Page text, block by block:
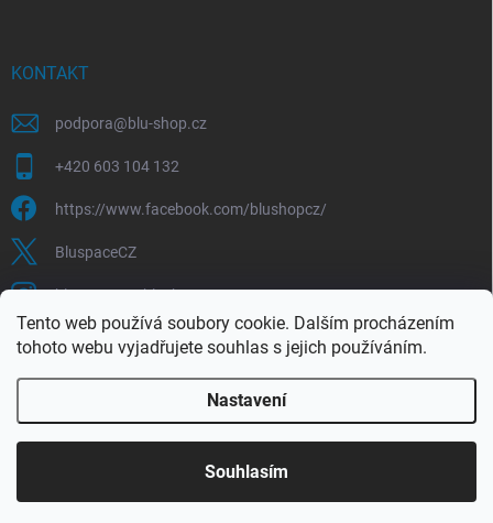
Tento web používá soubory cookie. Dalším procházením
tohoto webu vyjadřujete souhlas s jejich používáním.
Nastavení
Souhlasím
KONTAKT
podpora@blu-shop.cz
+420 603 104 132
https://www.facebook.com/blushopcz/
BluspaceCZ
bluspace.cz_blushop.cz
Blu-space.cz Blu-shop.cz Štěpán Čermák
Blu-shop.cz . Všechna práva vyhrazena.